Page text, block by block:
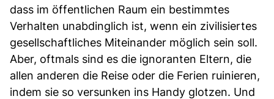
dass im öffentlichen Raum ein bestimmtes
Verhalten unabdinglich ist, wenn ein zivilisiertes
gesellschaftliches Miteinander möglich sein soll.
Aber, oftmals sind es die ignoranten Eltern, die
allen anderen die Reise oder die Ferien ruinieren,
indem sie so versunken ins Handy glotzen. Und